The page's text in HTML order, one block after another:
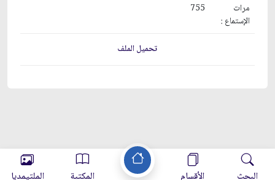
مرات
الإستماع :
755
تحميل الملف